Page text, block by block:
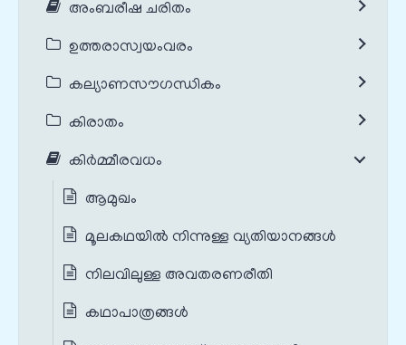
അംബരീഷ ചരിതം
ഉത്തരാസ്വയംവരം
കല്യാണസൗഗന്ധികം
കിരാതം
കിർമ്മീരവധം
ആമുഖം
മൂലകഥയില്‍ നിന്നുള്ള വ്യതിയാനങ്ങള്‍
നിലവിലുള്ള അവതരണരീതി
കഥാപാത്രങ്ങൾ